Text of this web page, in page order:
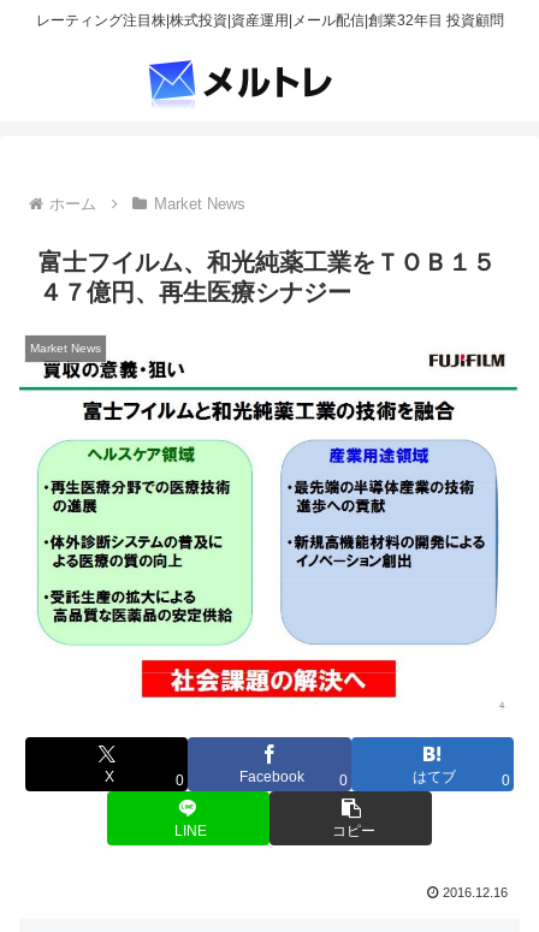
レーティング注目株|株式投資|資産運用|メール配信|創業32年目 投資顧問
ホーム Market News
富士フイルム、和光純薬工業をＴＯＢ１５
４７億円、再生医療シナジー
Market News
X 0 Facebook 0 はてブ 0
LINE コピー
2016.12.16